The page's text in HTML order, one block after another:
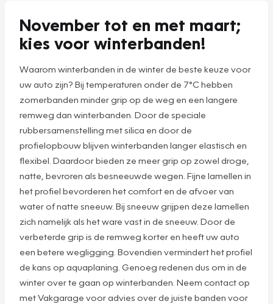
November tot en met maart;
kies voor winterbanden!
Waarom winterbanden in de winter de beste keuze voor
uw auto zijn? Bij temperaturen onder de 7°C hebben
zomerbanden minder grip op de weg en een langere
remweg dan winterbanden. Door de speciale
rubbersamenstelling met silica en door de
profielopbouw blijven winterbanden langer elastisch en
flexibel. Daardoor bieden ze meer grip op zowel droge,
natte, bevroren als besneeuwde wegen. Fijne lamellen in
het profiel bevorderen het comfort en de afvoer van
water of natte sneeuw. Bij sneeuw grijpen deze lamellen
zich namelijk als het ware vast in de sneeuw. Door de
verbeterde grip is de remweg korter en heeft uw auto
een betere wegligging. Bovendien vermindert het profiel
de kans op aquaplaning. Genoeg redenen dus om in de
winter over te gaan op winterbanden. Neem contact op
met Vakgarage voor advies over de juiste banden voor